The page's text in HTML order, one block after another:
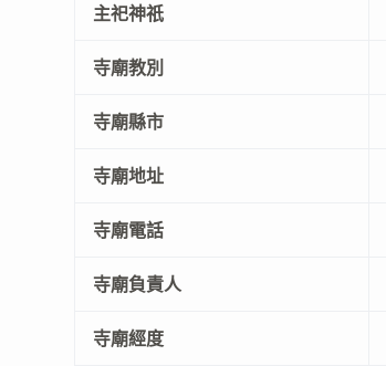
主祀神祇
寺廟教別
寺廟縣市
寺廟地址
寺廟電話
寺廟負責人
寺廟經度